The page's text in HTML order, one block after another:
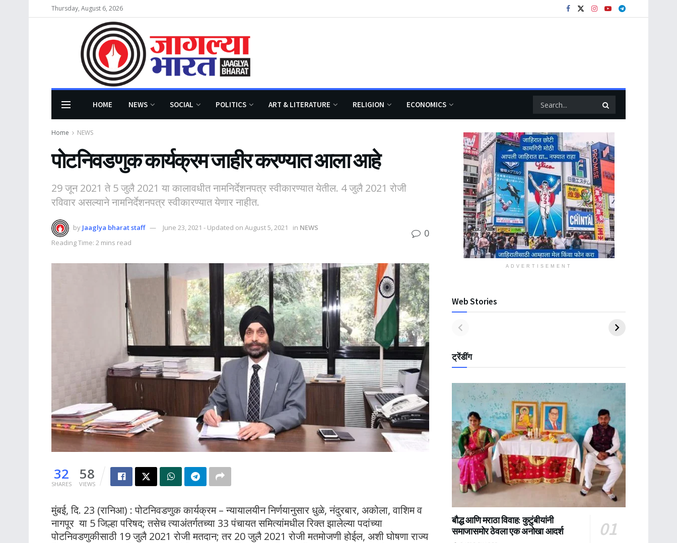
Thursday, August 6, 2026
HOME NEWS SOCIAL POLITICS ART & LITERATURE RELIGION ECONOMICS
Home NEWS
पोटनिवडणुक कार्यक्रम जाहीर करण्यात आला आहे
29 जून 2021 ते 5 जुलै 2021 या कालावधीत नामनिर्देशनपत्र स्वीकारण्यात येतील. 4 जुलै 2021 रोजी
रविवार असल्याने नामनिर्देशनपत्र स्वीकारण्यात येणार नाहीत.
by Jaaglya bharat staff June 23, 2021 - Updated on August 5, 2021 in NEWS
Reading Time: 2 mins read
0
32
SHARES
58
VIEWS
मुंबई, दि. 23 (रानिआ) : पोटनिवडणुक कार्यक्रम – न्यायालयीन निर्णयानुसार धुळे, नंदुरबार, अकोला, वाशिम व
नागपूर या 5 जिल्हा परिषद; तसेच त्याअंतर्गतच्या 33 पंचायत समित्यांमधील रिक्त झालेल्या पदांच्या
पोटनिवडणुकीसाठी 19 जुलै 2021 रोजी मतदान; तर 20 जुलै 2021 रोजी मतमोजणी होईल, अशी घोषणा राज्य
ADVERTISEMENT
Web Stories
ट्रेंडींग
बौद्ध आणि मराठा विवाह: कुटुंबीयांनी
समाजासमोर ठेवला एक अनोखा आदर्श